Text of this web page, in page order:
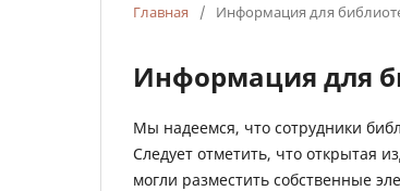
Главная / Информация для
Информация для
Мы надеемся, что сотрудники
Следует отметить, что открытая
могли разместить собственные